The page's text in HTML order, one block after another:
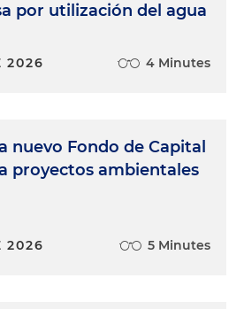
por utilización del agua
2026 4 Minutes
nuevo Fondo de Capital
proyectos ambientales
2026 5 Minutes